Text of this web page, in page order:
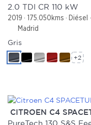
2.0 TDI CR 110 kW
2019 175.050kms Diésel
Madrid
Gris
+2
CITROEN C4
PureTech 130 S&S